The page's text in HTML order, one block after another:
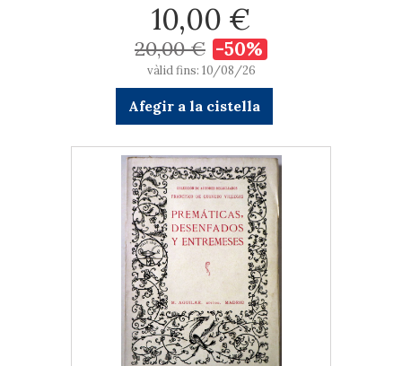
10,00 €
20,00 € -50%
vàlid fins: 10/08/26
Afegir a la cistella